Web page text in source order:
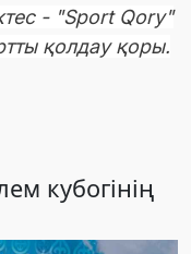
- "Sport Qory"
қолдау қоры.
кубогінің